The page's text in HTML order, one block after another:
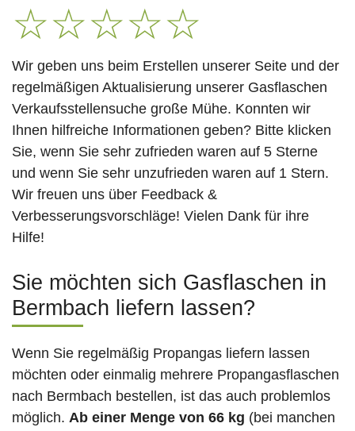
☆☆☆☆☆
Wir geben uns beim Erstellen unserer Seite und der
regelmäßigen Aktualisierung unserer Gasflaschen
Verkaufsstellensuche große Mühe. Konnten wir
Ihnen hilfreiche Informationen geben? Bitte klicken
Sie, wenn Sie sehr zufrieden waren auf 5 Sterne
und wenn Sie sehr unzufrieden waren auf 1 Stern.
Wir freuen uns über Feedback &
Verbesserungsvorschläge! Vielen Dank für ihre
Hilfe!
Sie möchten sich Gasflaschen in
Bermbach liefern lassen?
Wenn Sie regelmäßig Propangas liefern lassen
möchten oder einmalig mehrere Propangasflaschen
nach Bermbach bestellen, ist das auch problemlos
möglich. Ab einer Menge von 66 kg (bei manchen